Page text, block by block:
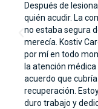
Cuando mi
pensé que no
través del proceso
y experiencia,
tiempo que
estrategia que no
daba el respiro
su dedicación, mi
podría estar más